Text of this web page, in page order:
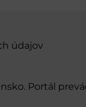
údajov
Portál